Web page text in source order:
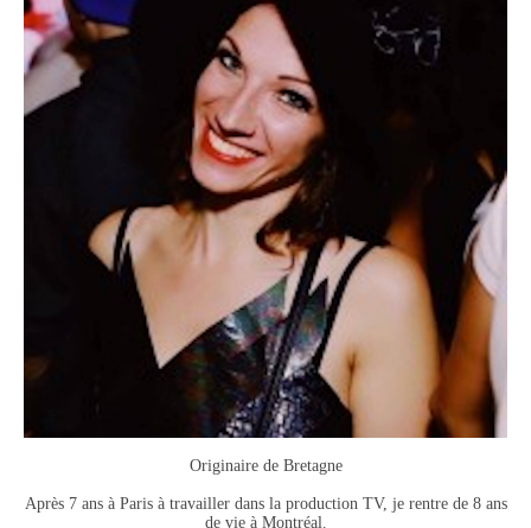
Originaire de Bretagne
Après 7 ans à Paris à travailler dans la production TV, je rentre de 8 ans
de vie à Montréal.